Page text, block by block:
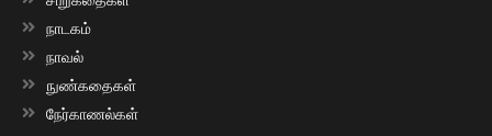
நாடகம்
நாவல்
நுண்கதைகள்
நேர்காணல்கள்